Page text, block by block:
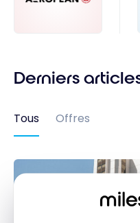
Derniers
Tous Offres